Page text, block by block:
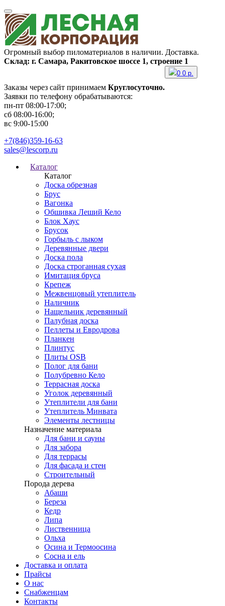
Огромный выбор пиломатериалов в наличии. Доставка.
Склад: г. Самара, Ракитовское шоссе 1, строение 1
Заказы через сайт принимаем Круглосуточно.
Заявки по телефону обрабатываются:
пн-пт 08:00-17:00;
сб 08:00-16:00;
вс 9:00-15:00
0 0 р.
+7(846)359-16-63
sales@lescorp.ru
Каталог
Каталог
Доска обрезная
Брус
Вагонка
Обшивка Леший Кело
Блок Хаус
Брусок
Горбыль с лыком
Деревянные двери
Доска пола
Доска строганная сухая
Имитация бруса
Крепеж
Межвенцовый утеплитель
Наличник
Нащельник деревянный
Палубная доска
Пеллеты и Евродрова
Планкен
Плинтус
Плиты OSB
Полог для бани
Полубревно Кело
Террасная доска
Уголок деревянный
Утеплители для бани
Утеплитель Минвата
Элементы лестницы
Назначение материала
Для бани и сауны
Для забора
Для террасы
Для фасада и стен
Строительный
Порода дерева
Абаши
Береза
Кедр
Липа
Лиственница
Ольха
Осина и Термоосина
Сосна и ель
Доставка и оплата
Прайсы
О нас
Снабженцам
Контакты